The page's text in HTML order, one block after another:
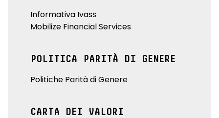
Informativa Ivass
Mobilize Financial Services
POLITICA PARITÀ DI GENERE
Politiche Parità di Genere
CARTA DEI VALORI